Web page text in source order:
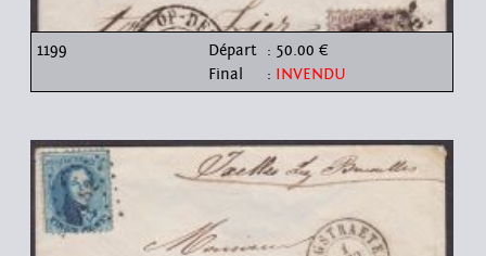
1199 Départ : 50.00 €
Final
: INVENDU